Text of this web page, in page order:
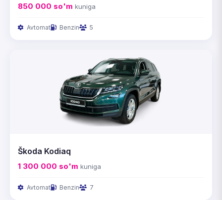
850 000 so'm kuniga
Avtomat Benzin 5
Škoda Kodiaq
1 300 000 so'm kuniga
Avtomat Benzin 7